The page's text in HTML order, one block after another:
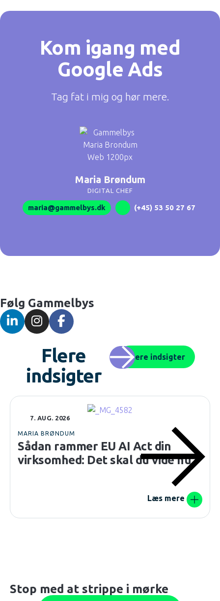
Kom igang med
Google Ads
Tag fat i mig og hør mere.
Maria Brøndum
DIGITAL CHEF
maria@gammelbys.dk (+45) 53 50 27 67
Følg Gammelbys
Flere
indsigter
Flere indsigter
7. AUG. 2026
MARIA BRØNDUM
Sådan rammer EU AI Act din
virksomhed: Det skal du vide nu
Læs mere
Stop med at strippe i mørke